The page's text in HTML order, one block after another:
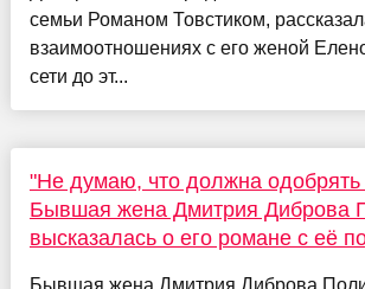
семьи Романом Товстиком,
взаимоотношениях с его женой
сети до эт...
"Не думаю, что должна одобрять
Бывшая жена Дмитрия Диброва
высказалась о его романе с её